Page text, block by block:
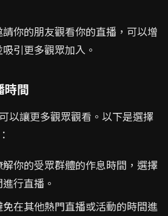
請你的朋友觀看你的直播，可以增
引更多觀眾加入。
時間
以讓更多觀眾觀看。以下是選擇
解你的受眾群體的作息時間，選擇
行直播。
免在其他熱門直播或活動的時間進